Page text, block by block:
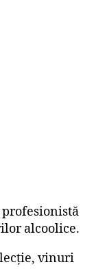
profesionistă
alcoolice.
vinuri